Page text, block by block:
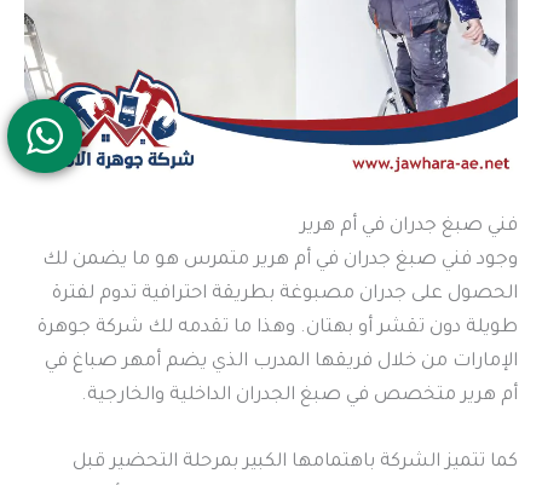
فني صبغ جدران في أم هرير
وجود فني صبغ جدران في أم هرير متمرس هو ما يضمن لك
الحصول على جدران مصبوغة بطريقة احترافية تدوم لفترة
طويلة دون تقشر أو بهتان. وهذا ما تقدمه لك شركة جوهرة
الإمارات من خلال فريقها المدرب الذي يضم أمهر صباغ في
أم هرير متخصص في صبغ الجدران الداخلية والخارجية.
كما تتميز الشركة باهتمامها الكبير بمرحلة التحضير قبل